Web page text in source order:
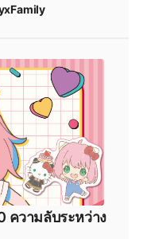
ภาคต่อ
ซีซัน_3
สปอยล์
มังงะ
MangaPlus
ายแฟมิลี่ #สนธยา
กะ #หนังสือการ์ตูน
#สปายแฟมิลี่_121
ตอนล่าสุด
ลี่_ตอนล่าสุด
ความลับระหว่าง